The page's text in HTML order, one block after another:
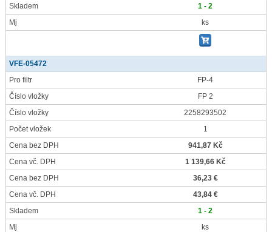
Skladem
1 - 2
Mj
ks
VFE-05472
Pro filtr
FP-4
Číslo vložky
FP 2
Číslo vložky
2258293502
Počet vložek
1
Cena bez DPH
941,87 Kč
Cena vč. DPH
1 139,66 Kč
Cena bez DPH
36,23 €
Cena vč. DPH
43,84 €
Skladem
1 - 2
Mj
ks